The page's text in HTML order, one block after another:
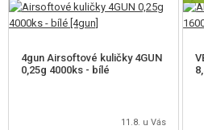
4gun Airsoftové kuličky 4GUN
0,25g 4000ks - bílé
11.8. u Vás